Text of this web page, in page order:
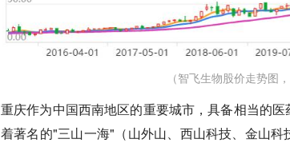
（智飞生物股价走势图
重庆作为中国西南地区的重要城市，具备相当的
着著名的"三山一海"（山外山、西山科技、金山